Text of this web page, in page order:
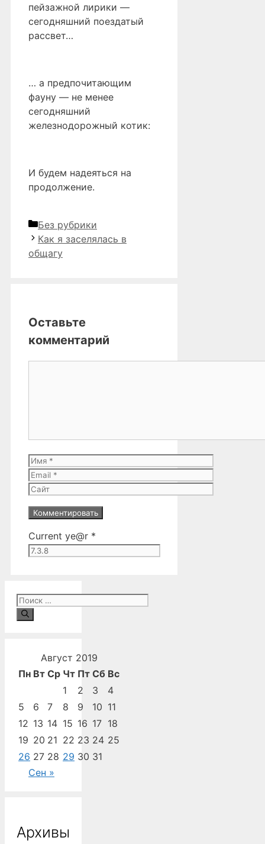
пейзажной лирики —
сегодняшний поездатый
рассвет…
… а предпочитающим
фауну — не менее
сегодняшний
железнодорожный котик:
И будем надеяться на
продолжение.
Рубрики
Без рубрики
Как я заселялась в
общагу
Оставьте
комментарий
Имя
Email
Сайт
Current ye@r *
Поиск:
Август 2019
Пн Вт Ср Чт Пт Сб Вс
1
2 3
4
5
6 7 8 9 10 11
12 13 14 15 16 17 18
19 20 21 22 23 24 25
26 27 28 29 30 31
Сен »
Архивы